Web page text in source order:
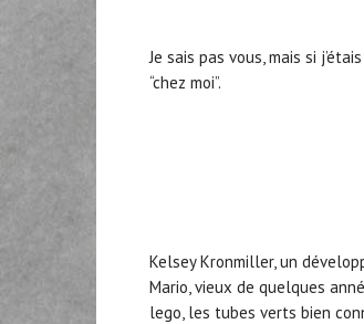
Je sais pas vous, mais si
“chez moi”.
Kelsey Kronmiller, un
Mario, vieux de quelques
lego, les tubes verts bien